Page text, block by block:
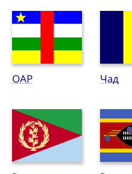
ОАР Чад